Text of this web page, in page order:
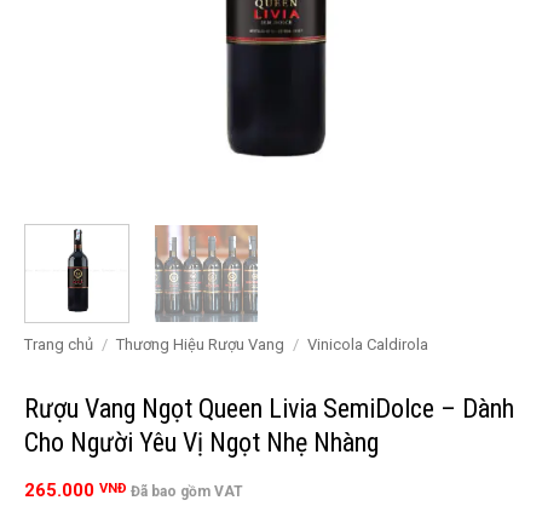
Trang chủ / Thương Hiệu Rượu Vang / Vinicola Caldirola
Rượu Vang Ngọt Queen Livia SemiDolce – Dành
Cho Người Yêu Vị Ngọt Nhẹ Nhàng
265.000 VNĐ Đã bao gồm VAT